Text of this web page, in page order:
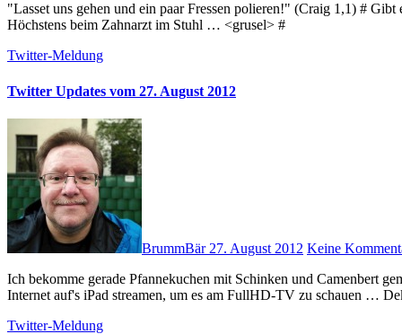
"Lasset uns gehen und ein paar Fressen polieren!" (Craig 1,1) # Gibt es etwas langweiligeres als in einem Wartezimmer zu warten?
Höchstens beim Zahnarzt im Stuhl … <grusel> #
Twitter-Meldung
Twitter Updates vom 27. August 2012
BrummBär 27. August 2012 Keine
Ich bekomme gerade Pfannekuchen mit Schinken und Camenbert gemacht … und ihr NICHT! <bäää-bäbä-bäääh> # "Salt" über das
Internet auf's iPad streamen, um es am FullHD-TV zu schauen …
Twitter-Meldung